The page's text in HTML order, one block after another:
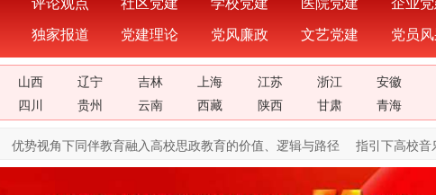
宣传
传播
密切
独家报道 党建理论 党风廉政 文艺党建 党员
山西 辽宁 吉林 上海 江苏 浙江 安徽
四川 贵州 云南 西藏 陕西 甘肃 青海
优势视角下同伴教育融入高校思政教育的价值、逻辑与路径 指引下高校音